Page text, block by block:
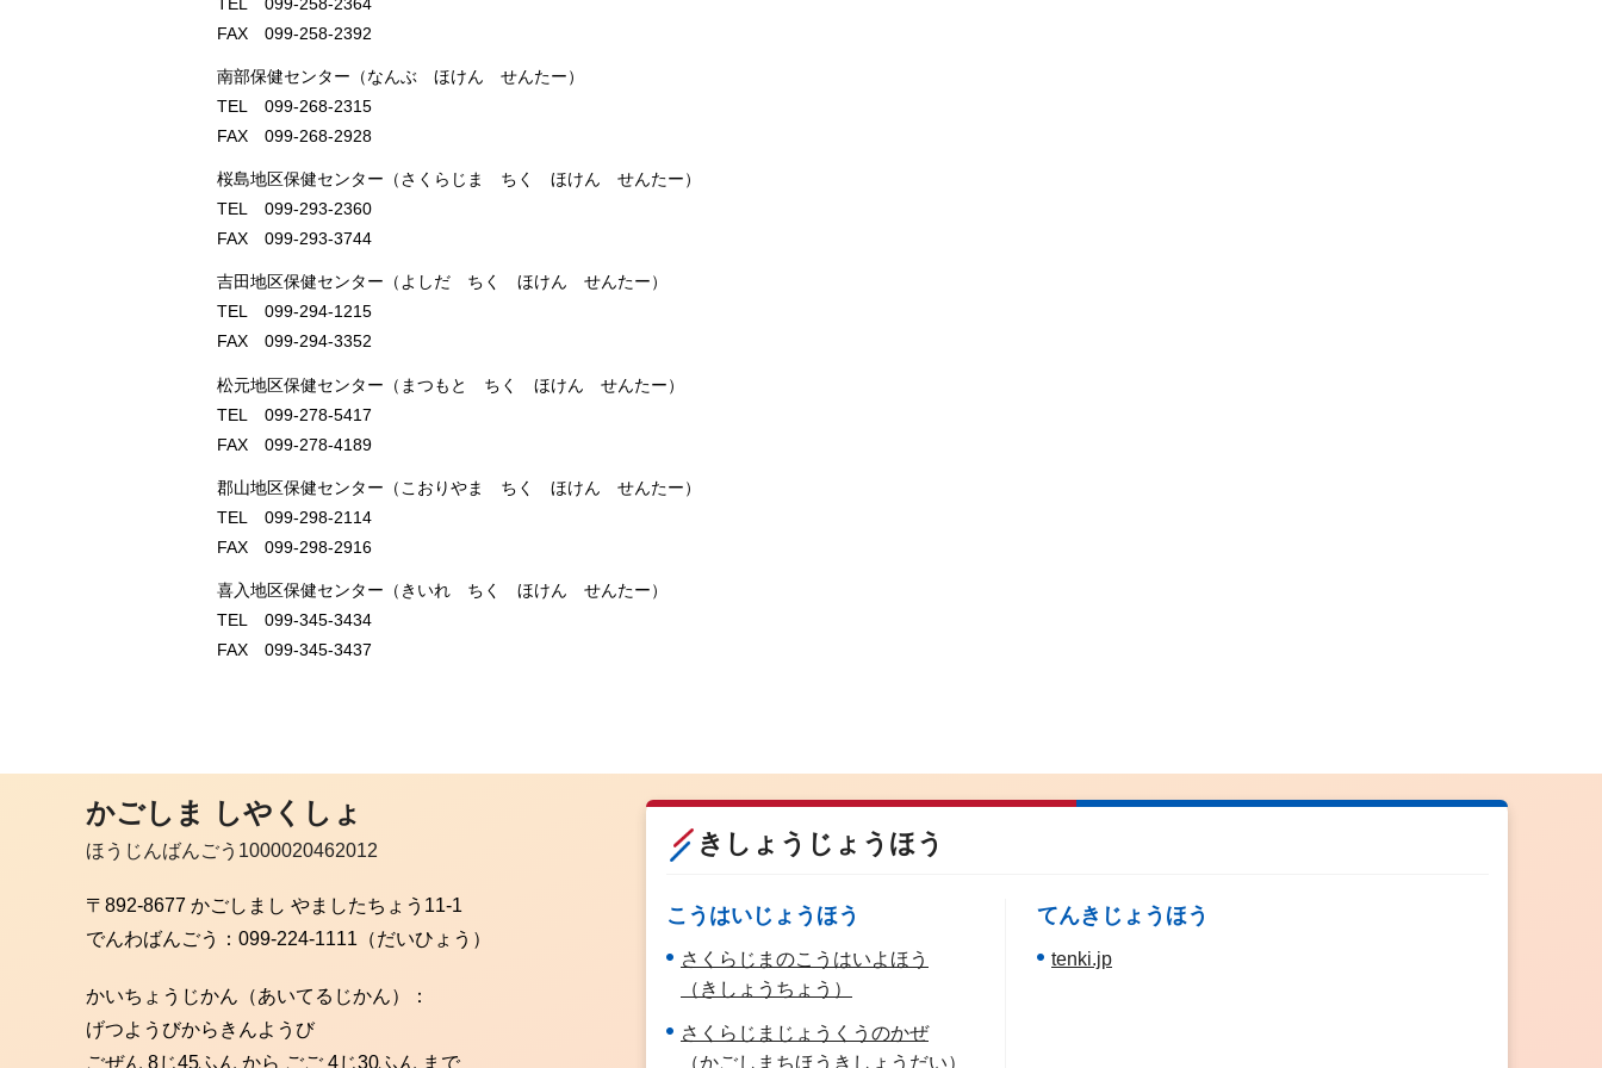
FAX 099-258-2392
南部保健センター（なんぶ ほけん せんたー）
TEL 099-268-2315
FAX 099-268-2928
桜島地区保健センター（さくらじま ちく ほけん せんたー）
TEL 099-293-2360
FAX 099-293-3744
吉田地区保健センター（よしだ ちく ほけん せんたー）
TEL 099-294-1215
FAX 099-294-3352
松元地区保健センター（まつもと ちく ほけん せんたー）
TEL 099-278-5417
FAX 099-278-4189
郡山地区保健センター（こおりやま ちく ほけん せんたー）
TEL 099-298-2114
FAX 099-298-2916
喜入地区保健センター（きいれ ちく ほけん せんたー）
TEL 099-345-3434
FAX 099-345-3437
かごしま しやくしょ
ほうじんばんごう1000020462012
〒892-8677 かごしまし やましたちょう11-1
でんわばんごう： 099-224-1111（だいひょう）
かいちょうじかん（あいてるじかん）：
げつようびからきんようび
ごぜん 8じ45ふん から ごご 4じ30ふん まで
きしょうじょうほう
こうはいじょうほう
さくらじまのこうはいよほう
（きしょうちょう）
さくらじまじょうくうのかぜ
（かごしまちほうきしょうだい）
てんきじょうほう
tenki.jp